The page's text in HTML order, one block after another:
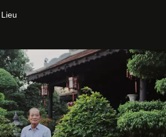
đầu 2026 đến hành trình trở lại
tĩnh hơn. Anh tiếp tục học hỏi, trau
vai diễn đủ sức đưa mình đến
tuổi ngoài 30, điều anh theo đuổi
đến quá lớn, mà là khả năng luôn